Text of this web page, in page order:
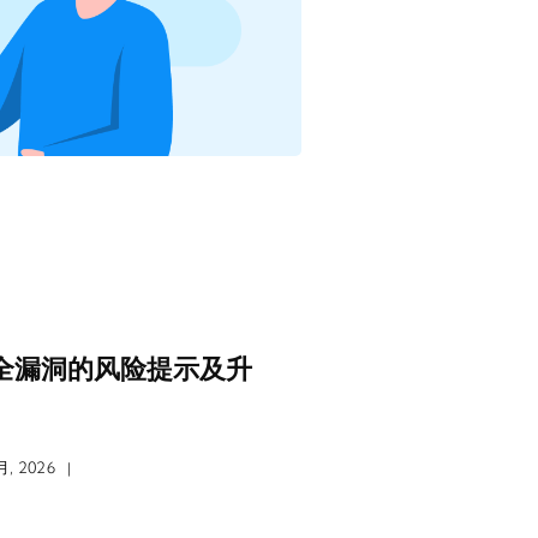
洞的风险提示及升
, 2026 |